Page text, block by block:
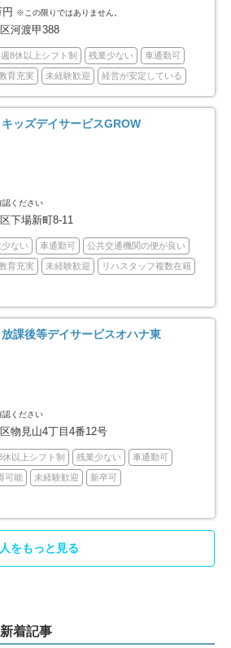
糸魚川市
五泉市 2
阿賀野市
西蒲原郡弥彦村
東蒲原郡阿賀町 2
※この限りではありません。
河渡甲388
8休以上シフト制 残業少ない 車通勤可
育充実 未経験歓迎 経営が安定している
キッズデイサービスGROW
ください
下場新町8-11
ない 車通勤可 公共交通機関の便が良い
育充実 未経験歓迎 リハスタッフ複数在籍
放課後等デイサービスオハナ東
ください
物見山4丁目4番12号
休以上シフト制 残業少ない 車通勤可
可能 未経験歓迎 新卒可
をもっと見る
着記事